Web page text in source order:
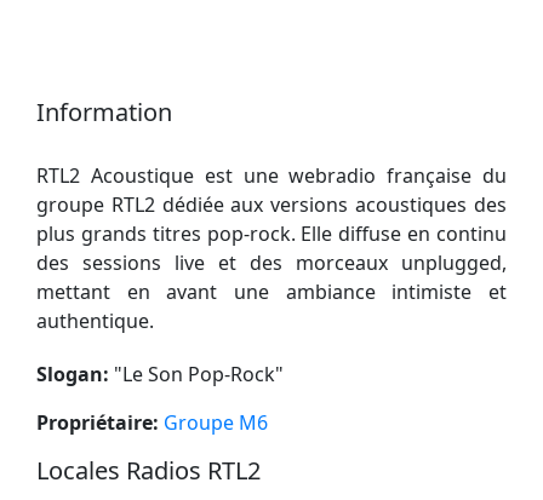
Information
RTL2 Acoustique est une webradio française du
groupe RTL2 dédiée aux versions acoustiques des
plus grands titres pop-rock. Elle diffuse en continu
des sessions live et des morceaux unplugged,
mettant en avant une ambiance intimiste et
authentique.
Slogan: "Le Son Pop-Rock"
Propriétaire: Groupe M6
Locales Radios RTL2